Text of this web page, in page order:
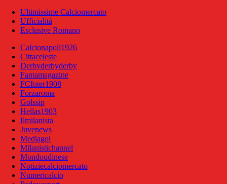
Ultimissime Calciomercato
Ufficialità
Esclusive Romano
Calcionapoli1926
Cittaceleste
Derbyderbyderby
Fantamagazine
FCInter1908
Forzaroma
Golssip
Hellas1903
Ilmilanista
Juvenews
Mediagol
Milanistichannel
Mondoudinese
Notiziecalciomercato
Numericalcio